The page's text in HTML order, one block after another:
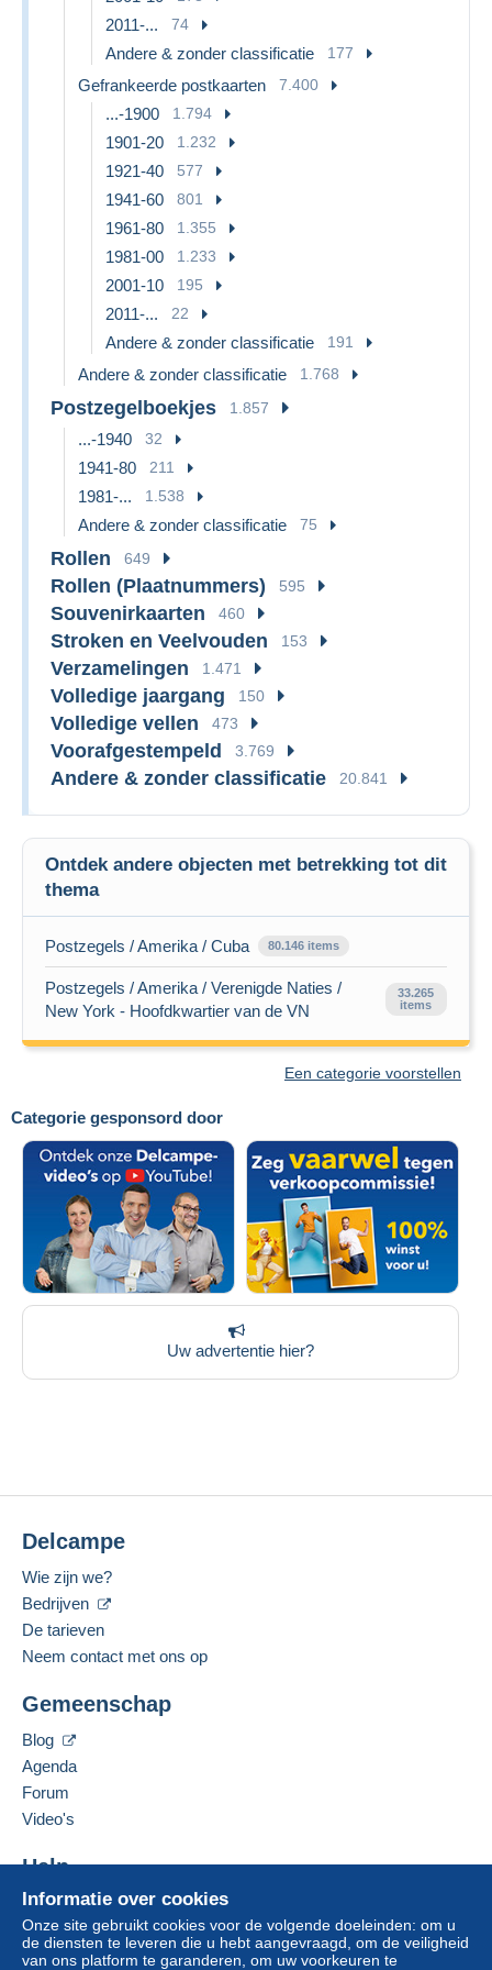
Categorie gesponsord door
Uw advertentie hier?
2011-... 74
Andere & zonder classificatie 177
Gefrankeerde postkaarten 7.400
...-1900 1.794
1901-20 1.232
1921-40 577
1941-60 801
1961-80 1.355
1981-00 1.233
2001-10 195
2011-... 22
Andere & zonder classificatie 191
Andere & zonder classificatie 1.768
Postzegelboekjes 1.857
...-1940 32
1941-80 211
1981-... 1.538
Andere & zonder classificatie 75
Rollen 649
Rollen (Plaatnummers) 595
Souvenirkaarten 460
Stroken en Veelvouden 153
Verzamelingen 1.471
Volledige jaargang 150
Volledige vellen 473
Voorafgestempeld 3.769
Andere & zonder classificatie 20.841
Ontdek andere objecten met betrekking tot dit
thema
Postzegels / Amerika / Cuba 80.146 items
Postzegels / Amerika / Verenigde Naties /
New York - Hoofdkwartier van de VN
33.265
items
Een categorie voorstellen
Informatie over cookies
Onze site gebruikt cookies voor de volgende doeleinden: om u
de diensten te leveren die u hebt aangevraagd, om de veiligheid
van ons platform te garanderen, om uw voorkeuren te
Delcampe
Wie zijn we?
Bedrijven
De tarieven
Neem contact met ons op
Gemeenschap
Blog
Agenda
Forum
Video's
Help
Hulpcentrum
Kopen op Delcampe
Verkopen op Delcampe